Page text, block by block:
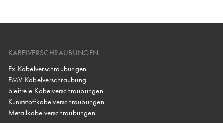
KABELVERSCHRAUBUNGEN
Ex Kabelverschraubungen
EMV Kabelverschraubung
bleifreie Kabelverschraubungen
Kunststoffkabelverschraubungen
Metallkabelverschraubungen